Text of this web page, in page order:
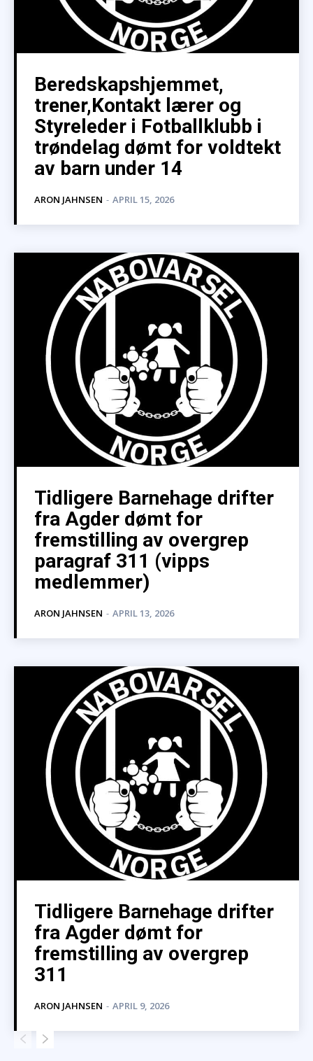
Beredskapshjemmet,
trener,Kontakt lærer og
Styreleder i Fotballklubb i
trøndelag dømt for voldtekt
av barn under 14
ARON JAHNSEN - APRIL 15, 2026
Tidligere Barnehage drifter
fra Agder dømt for
fremstilling av overgrep
paragraf 311 (vipps
medlemmer)
ARON JAHNSEN - APRIL 13, 2026
Tidligere Barnehage drifter
fra Agder dømt for
fremstilling av overgrep
311
ARON JAHNSEN - APRIL 9, 2026